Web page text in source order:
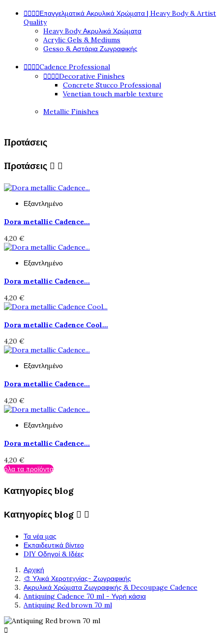
Επαγγελματικά Ακρυλικά Χρώματα | Heavy Body & Artist
Quality
Heavy Body Ακρυλικά Χρώματα
Acrylic Gels & Mediums
Gesso & Αστάρια Ζωγραφικής
Cadence Professional
Decorative Finishes
Concrete Stucco Professional
Venetian touch marble texture
Metallic Finishes
Προτάσεις
Προτάσεις  
Εξαντλημένο
Dora metallic Cadence...
4,20 €
Εξαντλημένο
Dora metallic Cadence...
4,20 €
Dora metallic Cadence Cool...
4,20 €
Εξαντλημένο
Dora metallic Cadence...
4,20 €
Εξαντλημένο
Dora metallic Cadence...
4,20 €
όλα τα προϊόντα
Κατηγορίες blog
Κατηγορίες blog  
Τα νέα μας
Εκπαιδευτικά βίντεο
DIY Οδηγοί & Ιδέες
Αρχική
🎨 Υλικά Χεροτεχνίας- Ζωγραφικής
Ακρυλικά Χρώματα Ζωγραφικής & Decoupage Cadence
Antiquing Cadence 70 ml - Υγρή κάσια
Antiquing Red brown 70 ml
